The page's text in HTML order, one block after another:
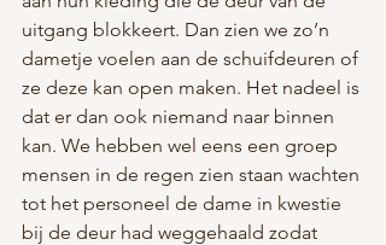
uitgang blokkeert. Dan zien we zo’n
dametje voelen aan de schuifdeuren of
ze deze kan open maken. Het nadeel is
dat er dan ook niemand naar binnen
kan. We hebben wel eens een groep
mensen in de regen zien staan wachten
tot het personeel de dame in kwestie
bij de deur had weggehaald zodat